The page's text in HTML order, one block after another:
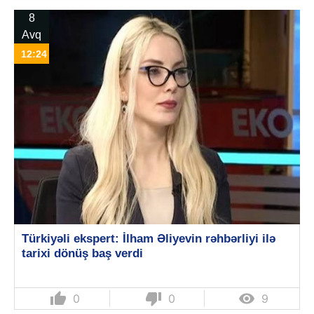
8
Avq
12:24
Türkiyəli ekspert: İlham Əliyevin rəhbərliyi ilə
tarixi dönüş baş verdi
thumb_up 0 thumb_down 0  9